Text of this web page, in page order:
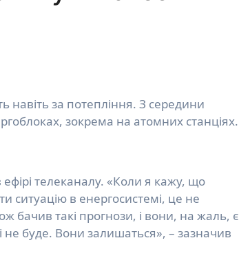
зокрема на атомних станціях.
телеканалу. «Коли я кажу, що
ситуацію в енергосистемі, це не
бачив такі прогнози, і вони, на жаль, є
буде. Вони залишаться», – зазначив